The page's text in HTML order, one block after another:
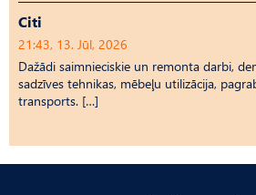
Citi
21:43, 13. Jūl, 2026
Dažādi saimnieciskie un remonta darbi,
sadzīves tehnikas, mēbeļu utilizācija,
transports. […]